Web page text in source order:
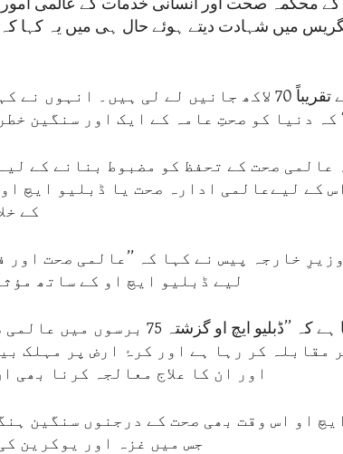
کے محکمہ صحت اور انسانی خدمات کے عالمی
میں شہادت دیتے ہوئے حال ہی میں یہ کہا کہ
اس وبا نے تقریباً 70 لاکھ جانیں لے لی ہیں۔
کہ دنیا کو صحتِ عامہ کے ایک اور سنگین
عالمی صحت کے تحفظ کو مضبوط بنانے کے
کے لیےعالمی ادارہ صحت یا ڈبلیو ایچ
کے
خارجہ پیس نے کہا کہ ’’عالمی صحت اور
لیے ڈبلیو ایچ او کے ساتھ
ان کا کہنا ہے کہ ’’ڈبلیو ایچ او
مقابلہ کر رہا ہے اور کرۂ ارض پر مہلک
اور ان کا علاج معالجہ کرنا بھی
او اس وقت بھی صحت کے درجنوں سنگین
جس میں غزہ اور یوکرین